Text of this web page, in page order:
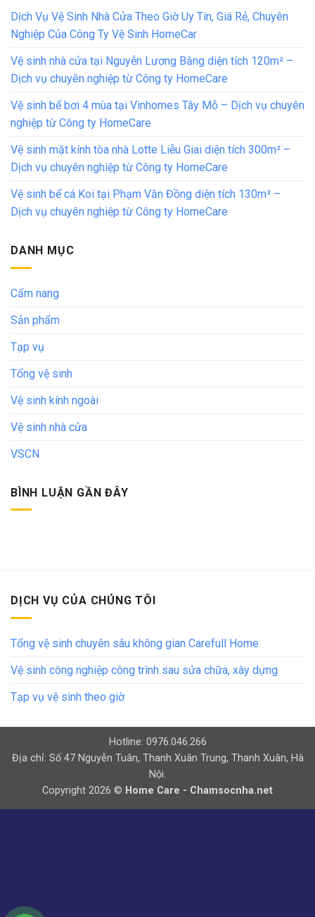
Dịch Vụ Vệ Sinh Nhà Cửa Theo Giờ Uy Tín, Giá Rẻ, Chuyên
Nghiệp Của Công Ty Vệ Sinh HomeCar
Vệ sinh nhà cửa tại Nguyễn Lương Bằng diện tích 120m² –
Dịch vụ chuyên nghiệp từ Công ty HomeCare
Vệ sinh bể bơi 4 mùa tại Vinhomes Tây Mỗ – Dịch vụ chuyên
nghiệp từ Công ty HomeCare
Vệ sinh mặt kính tòa nhà Lotte Liễu Giai diện tích 300m² –
Dịch vụ chuyên nghiệp từ Công ty HomeCare
Vệ sinh bể cá Koi tại Phạm Văn Đồng diện tích 130m² –
Dịch vụ chuyên nghiệp từ Công ty HomeCare
DANH MỤC
Cẩm nang
Sản phẩm
Tạp vụ
Tổng vệ sinh
Vệ sinh kính ngoài
Vệ sinh nhà cửa
VSCN
BÌNH LUẬN GẦN ĐÂY
DỊCH VỤ CỦA CHÚNG TÔI
Tổng vệ sinh chuyên sâu không gian Carefull Home
Vệ sinh công nghiệp công trình sau sửa chữa, xây dựng
Tạp vụ vệ sinh theo giờ
Hotline: 0976.046.266
Địa chỉ: Số 47 Nguyễn Tuân, Thanh Xuân Trung, Thanh Xuân, Hà
Nội.
Copyright 2026 © Home Care - Chamsocnha.net